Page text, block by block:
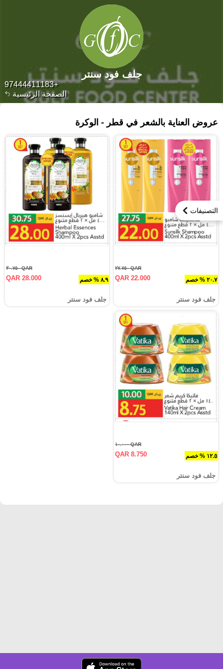
الصفحة الرئيسية
+97444411183
جلف فود سنتر
التصنيفات
عروض العناية بالشعر في قطر - الوكرة
٢٠.٧ % خصم
QAR ٢٧.٧٥٠
QAR 22.000
جلف فود سنتر
٨.٩ % خصم
QAR ٣٠.٧٥٠
QAR 28.000
جلف فود سنتر
١٢.٥ % خصم
QAR ١٠.٠٠٠
QAR 8.750
جلف فود سنتر